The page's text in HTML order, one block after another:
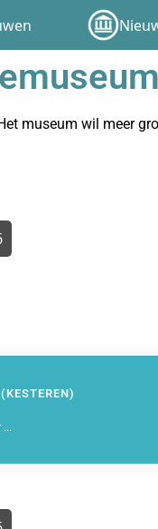
museum wil meer
...